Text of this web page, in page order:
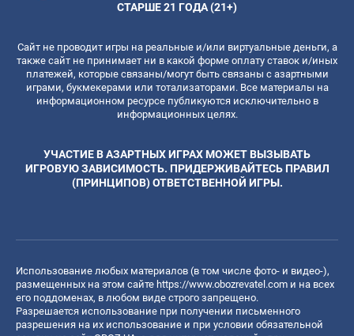
СТАРШЕ 21 ГОДА (21+)
Сайт не проводит игры на реальные и/или виртуальные деньги, а
также сайт не принимает ни в какой форме оплату ставок и/иных
платежей, которые связаны/могут быть связаны с азартными
играми, букмекерами или тотализаторами. Все материалы на
информационном ресурсе публикуются исключительно в
информационных целях.
УЧАСТИЕ В АЗАРТНЫХ ИГРАХ МОЖЕТ ВЫЗЫВАТЬ
ИГРОВУЮ ЗАВИСИМОСТЬ. ПРИДЕРЖИВАЙТЕСЬ ПРАВИЛ
(ПРИНЦИПОВ) ОТВЕТСТВЕННОЙ ИГРЫ.
Использование любых материалов (в том числе фото- и видео-),
размещенных на этом сайте https://www.obozrevatel.com и на всех
его поддоменах, в любом виде строго запрещено.
Разрешается использование при получении письменного
разрешения на их использование и при условии обязательной